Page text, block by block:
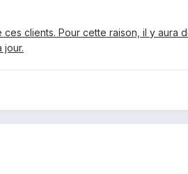
clients. Pour cette raison, il y aura
jour.